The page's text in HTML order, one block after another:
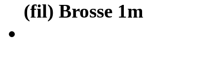
(fil) Brosse 1m